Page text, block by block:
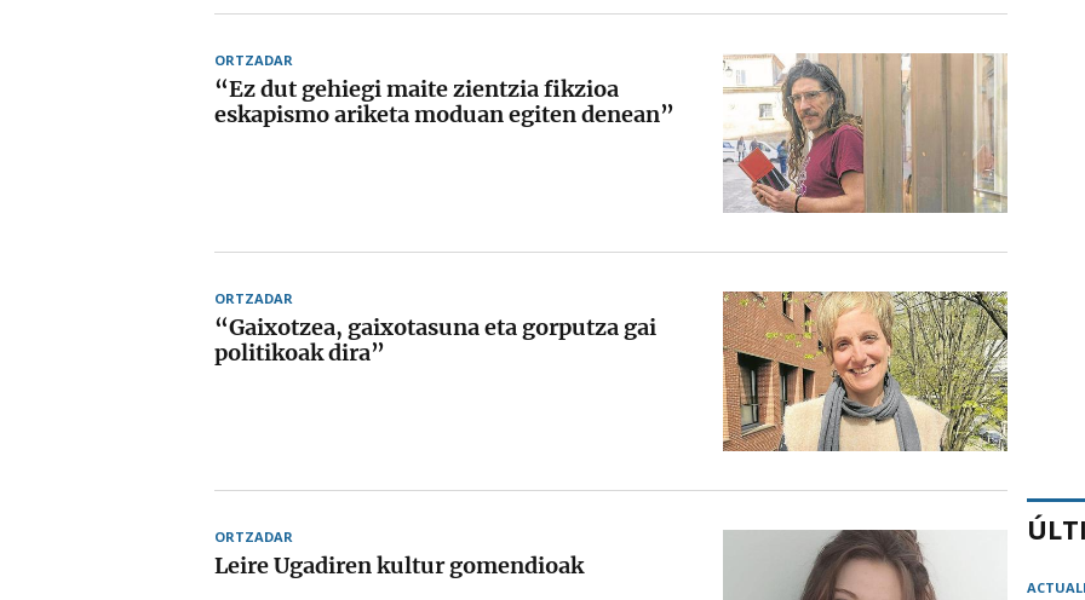
ORTZADAR
“Ez dut gehiegi maite zientzia fikzioa
eskapismo ariketa moduan egiten denean”
ORTZADAR
“Gaixotzea, gaixotasuna eta gorputza gai
politikoak dira”
ORTZADAR
Leire Ugadiren kultur gomendioak